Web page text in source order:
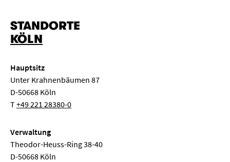
STANDORTE
KÖLN
Hauptsitz
Unter Krahnenbäumen 87
D-50668 Köln
T+49 221 28380-0
Verwaltung
Theodor-Heuss-Ring 38-40
D-50668 Köln